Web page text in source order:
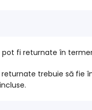
pot fi returnate în
returnate trebuie să